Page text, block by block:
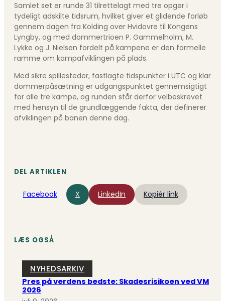
Samlet set er runde 31 tilrettelagt med tre opgør i
tydeligt adskilte tidsrum, hvilket giver et glidende forløb
gennem dagen fra Kolding over Hvidovre til Kongens
Lyngby, og med dommertrioen P. Gammelholm, M.
Lykke og J. Nielsen fordelt på kampene er den formelle
ramme om kampafviklingen på plads.
Med sikre spillesteder, fastlagte tidspunkter i UTC og klar
dommerpåsætning er udgangspunktet gennemsigtigt
for alle tre kampe, og runden står derfor velbeskrevet
med hensyn til de grundlæggende fakta, der definerer
afviklingen på banen denne dag.
DEL ARTIKLEN
Facebook X LinkedIn Kopiér link
LÆS OGSÅ
NYHEDSARKIV
Pres på verdens bedste: Skadesrisikoen ved VM
2026